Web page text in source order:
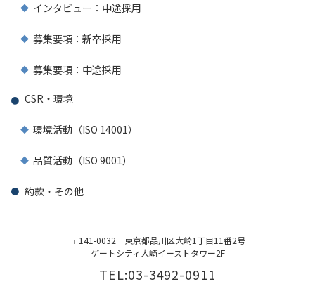
〒141-0032 東京都品川区大崎1丁目11番2号
ゲートシティ大崎イーストタワー2F
TEL:03-3492-0911
インタビュー：中途採用
募集要項：新卒採用
募集要項：中途採用
CSR・環境
環境活動（ISO 14001）
品質活動（ISO 9001）
約款・その他